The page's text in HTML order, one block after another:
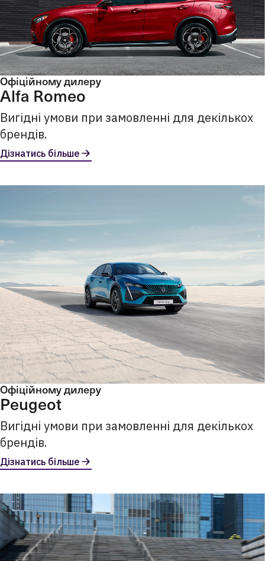
Офіційному дилеру
Alfa Romeo
Вигідні умови при замовленні для декількох
брендів.
Дізнатись більше
Офіційному дилеру
Peugeot
Вигідні умови при замовленні для декількох
брендів.
Дізнатись більше